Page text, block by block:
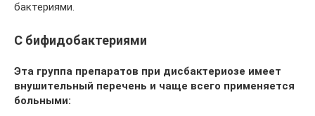
бактериями.
С бифидобактериями
Эта группа препаратов при дисбактериозе имеет
внушительный перечень и чаще всего применяется
больными: